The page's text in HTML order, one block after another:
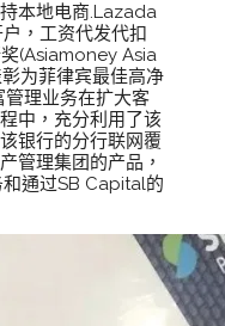
本地电商.Lazada
，工资代发代扣
(Asiamoney Asia
为菲律宾最佳高净
理业务在扩大客
中，充分利用了该
银行的分行联网覆
管理集团的产品，
通过SB Capital的